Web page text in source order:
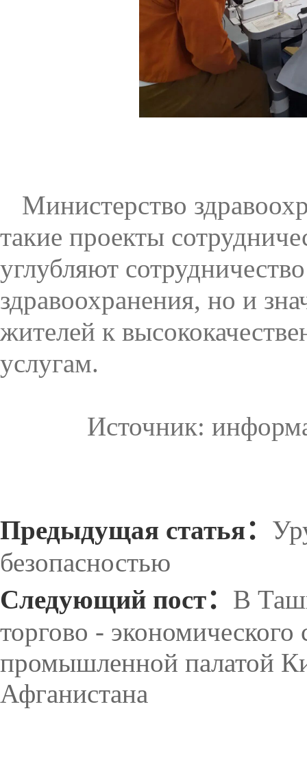
Министерство
такие проекты
углубляют
здравоохранения, но и
жителей к
услугам.
Источник:
Предыдущая статья：
безопасностью
Следующий пост： В
торгово -
промышленной палатой
Афганистана